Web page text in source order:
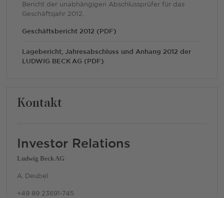
Bericht der unabhängigen Abschlussprüfer für das
Geschäftsjahr 2012.
Geschäftsbericht 2012 (PDF)
Lagebericht, Jahresabschluss und Anhang 2012 der
LUDWIG BECK AG (PDF)
Kontakt
Investor Relations
Ludwig Beck AG
A. Deubel
+49 89 23691-745